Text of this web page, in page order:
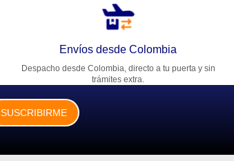
Envíos desde Colombia
Despacho desde Colombia, directo a tu puerta y sin
trámites extra.
SUSCRIBIRME